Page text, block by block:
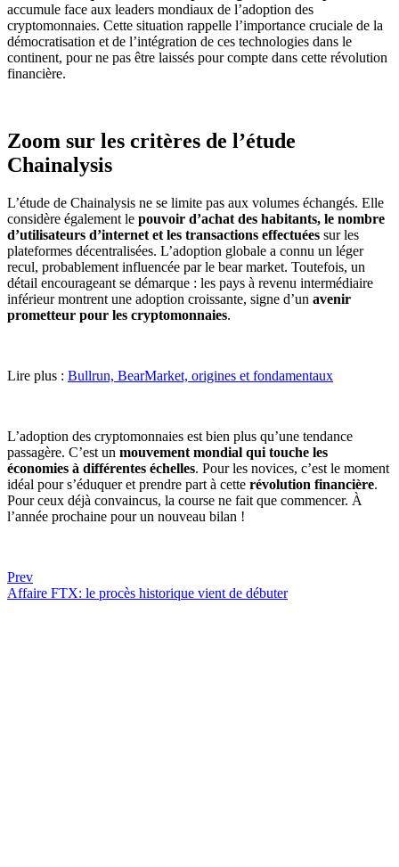
accumule face aux leaders mondiaux de l’adoption des
cryptomonnaies. Cette situation rappelle l’importance cruciale de la
démocratisation et de l’intégration de ces technologies dans le
continent, pour ne pas être laissés pour compte dans cette révolution
financière.
Zoom sur les critères de l’étude
Chainalysis
L’étude de Chainalysis ne se limite pas aux volumes échangés. Elle
considère également le pouvoir d’achat des habitants, le nombre
d’utilisateurs d’internet et les transactions effectuées sur les
plateformes décentralisées. L’adoption globale a connu un léger
recul, probablement influencée par le bear market. Toutefois, un
détail encourageant se démarque : les pays à revenu intermédiaire
inférieur montrent une adoption croissante, signe d’un avenir
prometteur pour les cryptomonnaies.
Lire plus : Bullrun, BearMarket, origines et fondamentaux
L’adoption des cryptomonnaies est bien plus qu’une tendance
passagère. C’est un mouvement mondial qui touche les
économies à différentes échelles. Pour les novices, c’est le moment
idéal pour s’éduquer et prendre part à cette révolution financière.
Pour ceux déjà convaincus, la course ne fait que commencer. À
l’année prochaine pour un nouveau bilan !
Prev
Affaire FTX: le procès historique vient de débuter